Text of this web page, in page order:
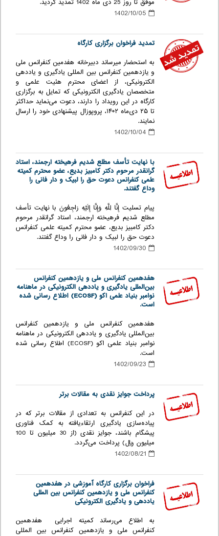
موفق تا روز 25 دی ماه 1402 تمدید گردید.
تمدید فراخوان برگزاری کارگاه
به استحضار میرساند دبیرخانه هفدمین کنفرانس ملی
و یازدهمین کنفرانس بین المللی یادگیری و یاددهی
الکترونیکی، از اعضای محترم هئیت علمی و
متخصصان یادگیری الکترونیکی که تمایل به برگزاری
کارگاه در این رویداد را دارند، دعوت می‌نماید حداکثر
تا ۲۵ دی‌ماه ۱۴۰۲، پروپوزال پیشنهادی خود را ارسال
نمایند.
با نهایت تأسف مطلع شدیم فرهیخته ارجمند، استاد
گرانقدر مرحوم دکتر کامبیز بدیع، عضو محترم کمیته
علمی کنفرانس دعوت حق را لبیک و دار فانی را
وداع گفتند.
پیام تسلیت إِنَّا لِلَّهِ وَإِنَّا إِلَیْهِ رَاجِعُونَ با نهایت تأسف
مطلع شدیم فرهیخته ارجمند، استاد گرانقدر مرحوم
دکتر کامبیز بدیع، عضو محترم کمیته علمی کنفرانس
دعوت حق را لبیک و دار فانی را وداع گفتند.
هفدهمین کنفرانس ملی و یازدهمین کنفرانس
بین‌المللی یادگیری و یاددهی الکترونیکی در ماهنامه
نوامبر بنیاد علمی اکو (ECOSF) اطلاع رسانی شده
است.
هفدهمین کنفرانس ملی و یازدهمین کنفرانس
بین‌المللی یادگیری و یاددهی الکترونیکی در ماهنامه
نوامبر بنیاد علمی اکو (ECOSF) اطلاع رسانی شده
است.
پرداخت جوایز نقدی به مقالات برتر
در این کنفرانس به تعدادی از مقالات برتر که در
پیاده‌سازی یادگیری ارتقاء‌یافته به کمک فناوری
پیشگام باشند، جوایز نقدی (از 30 میلیون تا 100
میلیون ریال) پرداخت می‌گردد.
فراخوان برگزاری کارگاه آموزشی در هفدهمین
کنفرانس ملی و یازدهمین کنفرانس بین المللی
یاددهی و یادگیری الکترونیکی
به اطلاع می‌رساند کمیته اجرایی هفدهمین
کنفرانس ملی و یازدهمین کنفرانس بین المللی